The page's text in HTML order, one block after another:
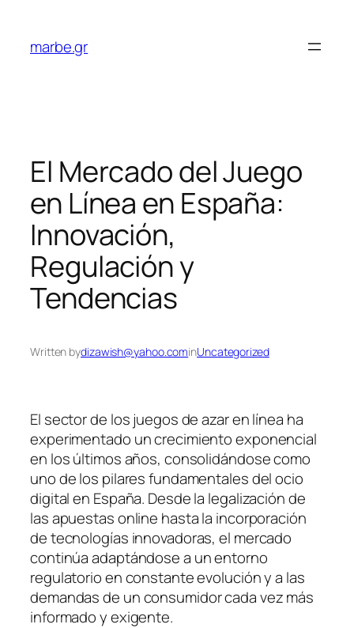
content
marbe.gr
El Mercado del Juego
en Línea en España:
Innovación,
Regulación y
Tendencias
Written bydizawish@yahoo.cominUncategorized
El sector de los juegos de azar en línea ha
experimentado un crecimiento exponencial
en los últimos años, consolidándose como
uno de los pilares fundamentales del ocio
digital en España. Desde la legalización de
las apuestas online hasta la incorporación
de tecnologías innovadoras, el mercado
continúa adaptándose a un entorno
regulatorio en constante evolución y a las
demandas de un consumidor cada vez más
informado y exigente.